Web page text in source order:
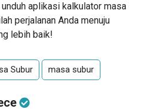
aplikasi kalkulator masa
perjalanan Anda menuju
lebih baik!
Subur masa subur